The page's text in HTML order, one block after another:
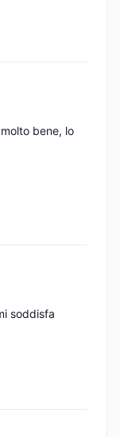
bene, lo
soddisfa